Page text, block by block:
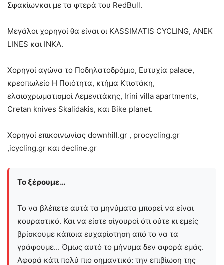
Σφακίωνκαι με τα φτερά του RedBull.
Μεγάλοι χορηγοί θα είναι οι ΚASSIMATIS CYCLING, ANEK
LINES και ΙΝΚΑ.
Χορηγοί αγώνα το Ποδηλατοδρόμιο, Ευτυχία palace,
κρεοπωλείο Η Ποιότητα, κτήμα Κτιστάκη,
ελαιοχρωματισμοί Λεμενιτάκης, Irini villa apartments,
Cretan knives Skalidakis, και Bike planet.
Χορηγοί επικοινωνίας downhill.gr , procycling.gr
,icycling.gr και decline.gr
Το ξέρουμε…
Το να βλέπετε αυτά τα μηνύματα μπορεί να είναι
κουραστικό. Και να είστε σίγουροί ότι ούτε κι εμείς
βρίσκουμε κάποια ευχαρίστηση από το να τα
γράφουμε... Όμως αυτό το μήνυμα δεν αφορά εμάς.
Αφορά κάτι πολύ πιο σημαντικό: την επιβίωση της